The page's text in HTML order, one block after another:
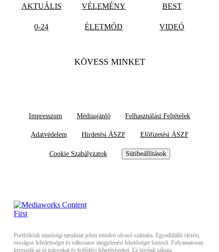
AKTUÁLIS VÉLEMÉNY BEST
0-24 ÉLETMÓD VIDEÓ
KÖVESS MINKET
Impresszum Médiaajánló Felhasználási Feltételek
Adatvédelem Hirdetési ÁSZF Előfizetési ÁSZF
Cookie Szabályzatok Sütibeállítások
Portfóliónk minőségi tartalmat jelent minden olvasó számára. Egyedülálló elérést,
országos lefedettséget és változatos megjelenési lehetőséget biztosít. Folyamatosan
keressük az új irányokat és fejlődési lehetőségeket. Ez jövőnk záloga.